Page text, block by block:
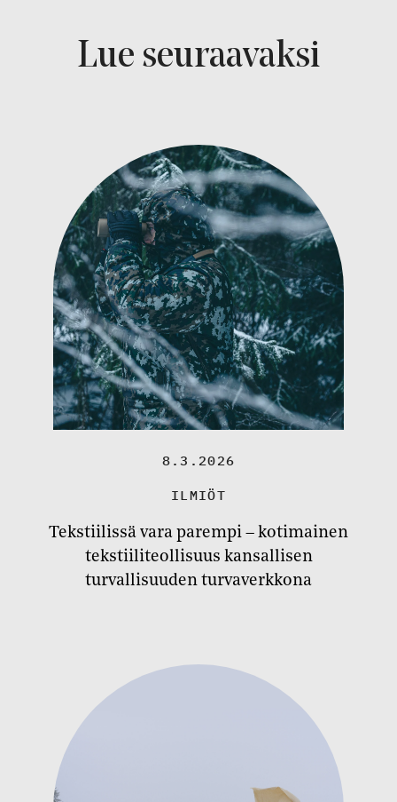
Lue seuraavaksi
8.3.2026
ILMIÖT
Tekstiilissä vara parempi – kotimainen
tekstiiliteollisuus kansallisen
turvallisuuden turvaverkkona